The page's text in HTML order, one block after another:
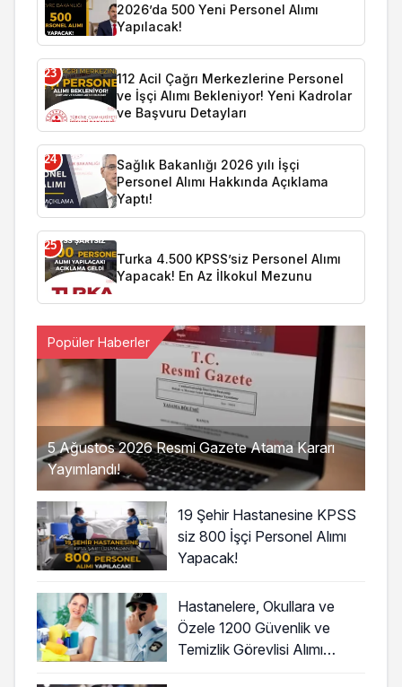
2026’da 500 Yeni Personel Alımı
Yapılacak!
23
112 Acil Çağrı Merkezlerine Personel
ve İşçi Alımı Bekleniyor! Yeni Kadrolar
ve Başvuru Detayları
24
Sağlık Bakanlığı 2026 yılı İşçi
Personel Alımı Hakkında Açıklama
Yaptı!
25
Turka 4.500 KPSS’siz Personel Alımı
Yapacak! En Az İlkokul Mezunu
5 Ağustos 2026 Resmi Gazete Atama Kararı
Yayımlandı!
Popüler Haberler
19 Şehir Hastanesine KPSS
siz 800 İşçi Personel Alımı
Yapacak!
Hastanelere, Okullara ve
Özele 1200 Güvenlik ve
Temizlik Görevlisi Alımı